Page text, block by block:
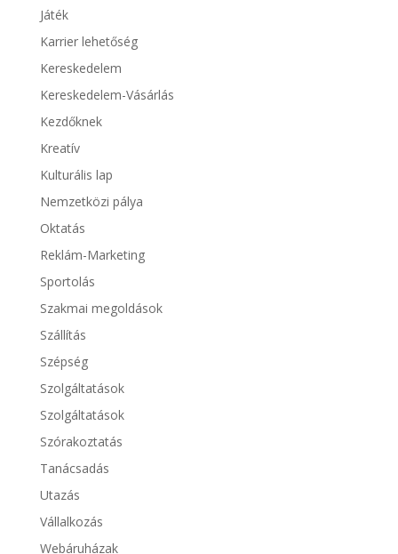
Játék
Karrier lehetőség
Kereskedelem
Kereskedelem-Vásárlás
Kezdőknek
Kreatív
Kulturális lap
Nemzetközi pálya
Oktatás
Reklám-Marketing
Sportolás
Szakmai megoldások
Szállítás
Szépség
Szolgáltatások
Szolgáltatások
Szórakoztatás
Tanácsadás
Utazás
Vállalkozás
Webáruházak